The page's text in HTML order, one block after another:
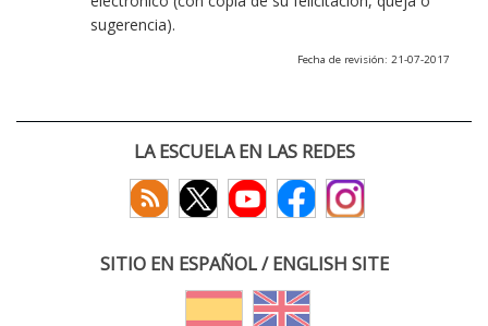
sugerencia).
Fecha de revisión: 21-07-2017
LA ESCUELA EN LAS REDES
SITIO EN ESPAÑOL / ENGLISH SITE